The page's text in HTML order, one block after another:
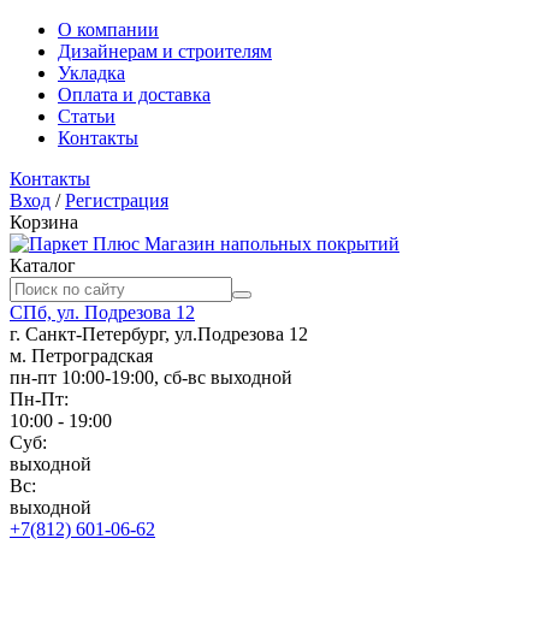
О компании
Дизайнерам и строителям
Укладка
Оплата и доставка
Статьи
Контакты
Контакты
Вход /Регистрация
Корзина
Магазин напольных покрытий
Каталог
СПб, ул. Подрезова 12
г. Санкт-Петербург, ул.Подрезова 12
м. Петроградская
пн-пт 10:00-19:00, сб-вс выходной
Пн-Пт:
10:00 - 19:00
Суб:
выходной
Вс:
выходной
+7(812) 601-06-62